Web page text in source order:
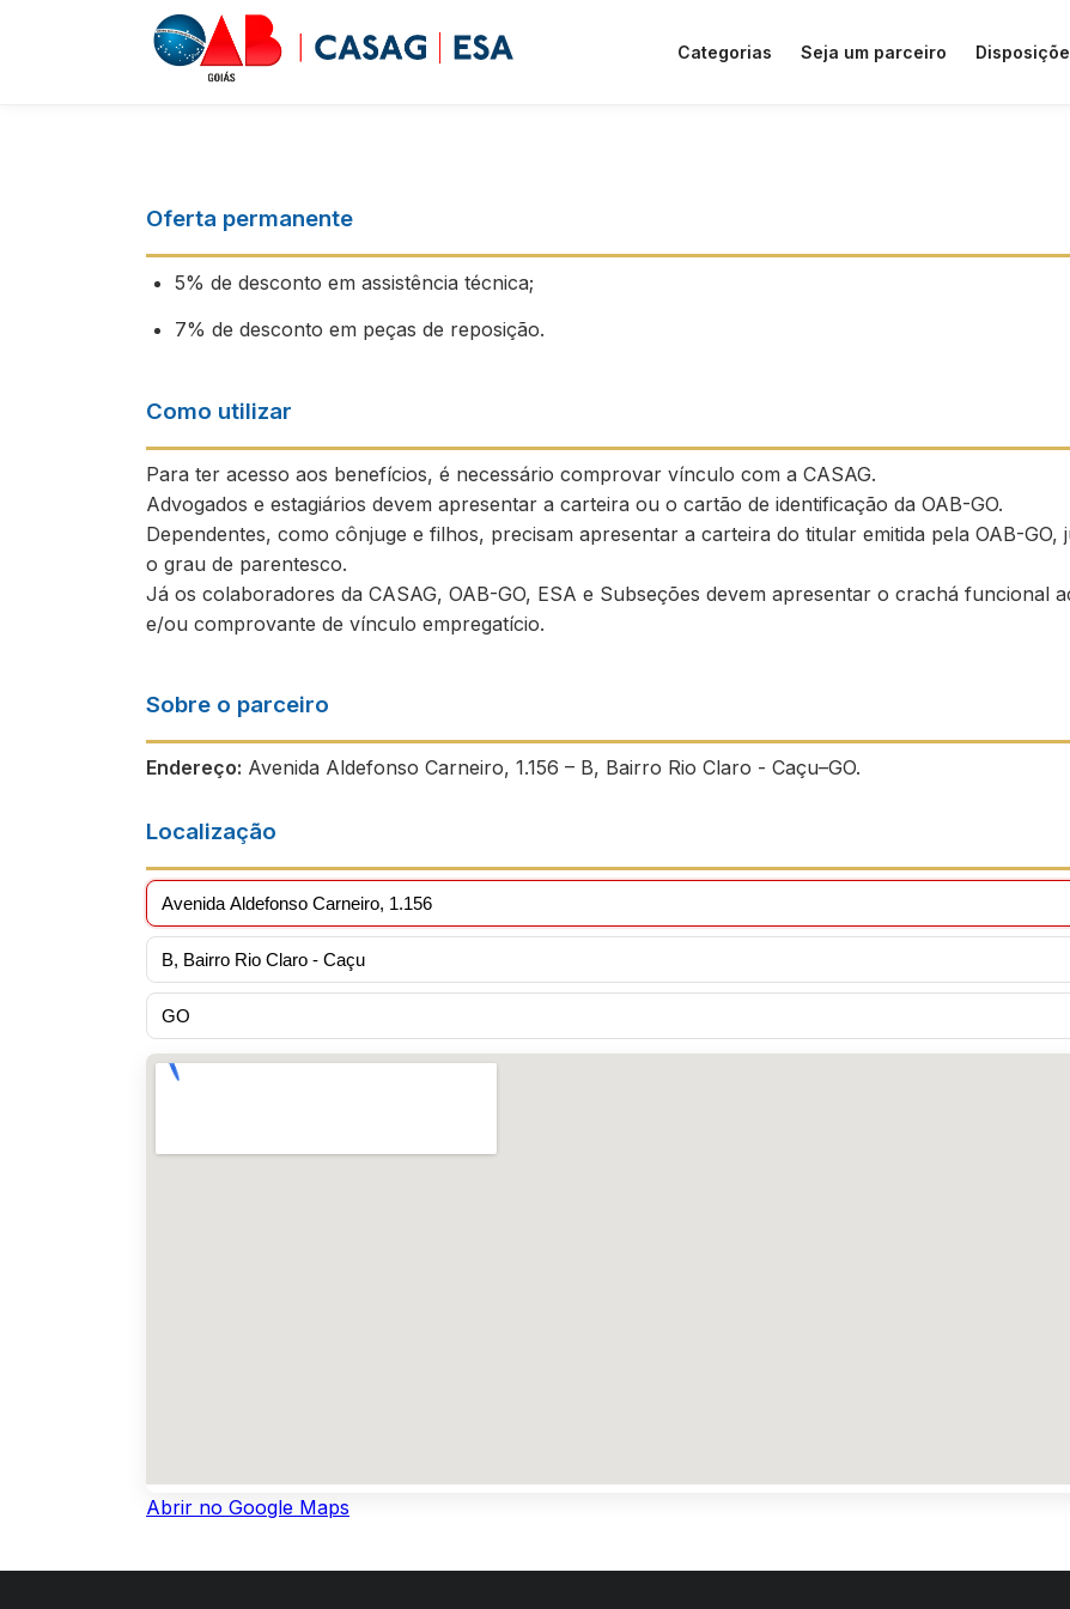
Categorias Seja um parceiro
Oferta permanente
5% de desconto em assistência técnica;
7% de desconto em peças de reposição.
Como utilizar
Para ter acesso aos benefícios, é necessário comprovar vínculo com a CASAG.
Advogados e estagiários devem apresentar a carteira ou o cartão de identificação da OAB-GO.
Dependentes, como cônjuge e filhos, precisam apresentar a carteira do titular emitida pela OAB-
o grau de parentesco.
Já os colaboradores da CASAG, OAB-GO, ESA e Subseções devem apresentar o crachá funcional
e/ou comprovante de vínculo empregatício.
Sobre o parceiro
Endereço: Avenida Aldefonso Carneiro, 1.156 – B, Bairro Rio Claro - Caçu–GO.
Localização
Avenida Aldefonso Carneiro, 1.156
B, Bairro Rio Claro - Caçu
GO
Abrir no Google Maps